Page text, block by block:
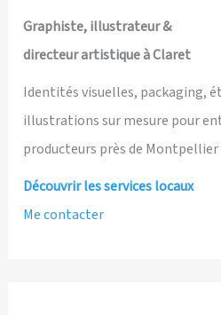
Graphiste, illustrateur &
directeur artistique à Claret
Identités visuelles, packaging,
illustrations sur mesure pour
producteurs près de
Découvrir les services locaux
Me contacter